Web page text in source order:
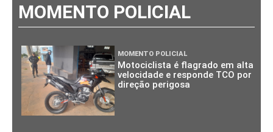
MOMENTO POLICIAL
MOMENTO POLICIAL
Motociclista é flagrado em alta
velocidade e responde TCO por
direção perigosa